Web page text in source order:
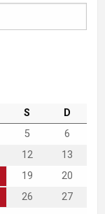
S
D
5
6
12
13
19
20
26
27